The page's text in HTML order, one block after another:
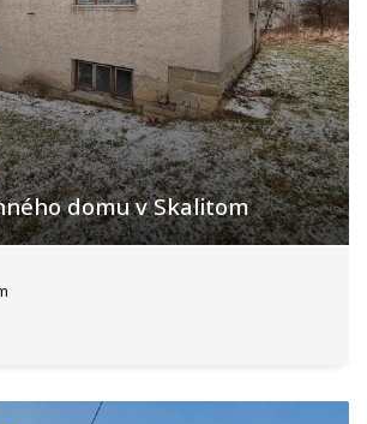
domu v Skalitom